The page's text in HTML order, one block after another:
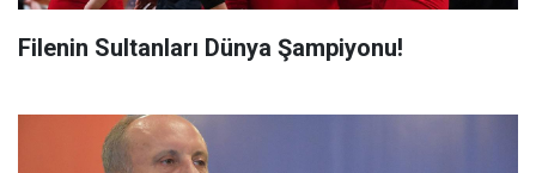
Filenin Sultanları Dünya Şampiyonu!